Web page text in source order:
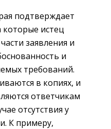
подтверждает
которые истец
заявления и
и
требований.
в копиях, и
ответчикам
отсутствия у
К примеру,